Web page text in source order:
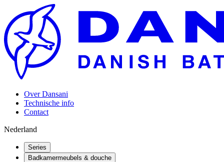
Over Dansani
Technische info
Contact
Nederland
Series
Badkamermeubels & douche